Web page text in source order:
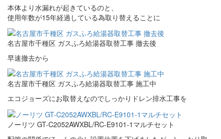
本体より水漏れが起きているのと、
使用年数が15年経過している為取り替えることに
名古屋市千種区 ガスふろ給湯器取替工事 撤去後
早速撤去から
名古屋市千種区 ガスふろ給湯器取替工事 施工中
エコジョーズにお取替えなのでしっかりドレン排水工事を
ノーリツ GT-C2052AWXBL/RC-E9101-1マルチセット